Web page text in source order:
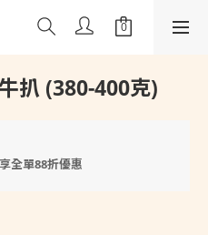
扒 (380-400克)
全單88折優惠